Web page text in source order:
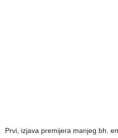
Prvi, izjava premijera manjeg bh.